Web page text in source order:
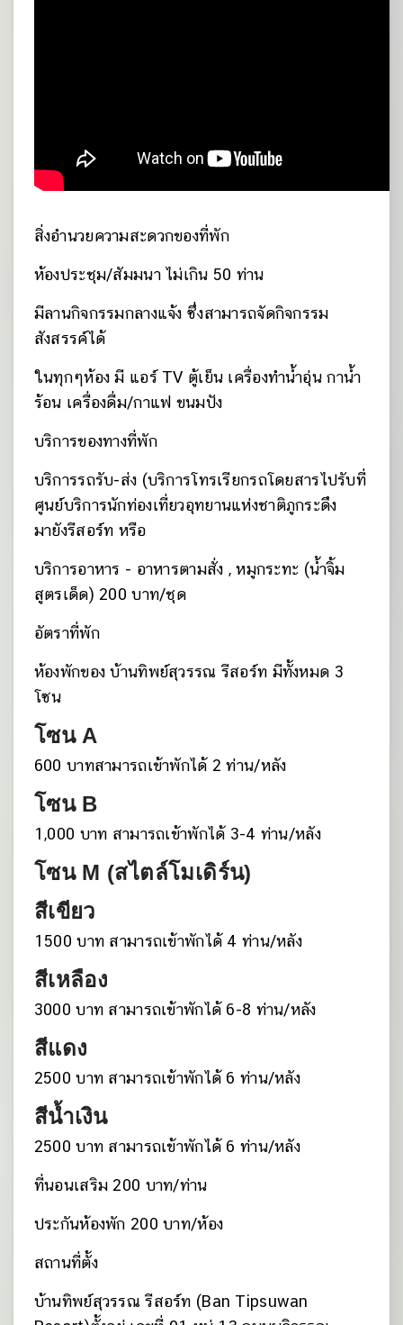
สิ่งอำนวยความสะดวกของที่พัก
ห้องประชุม/สัมมนา ไม่เกิน 50 ท่าน
มีลานกิจกรรมกลางแจ้ง ซึ่งสามารถจัดกิจกรรม
สังสรรค์ได้
ในทุกๆห้อง มี แอร์ TV ตู้เย็น เครื่องทำน้ำอุ่น กาน้ำ
ร้อน เครื่องดื่ม/กาแฟ ขนมปัง
บริการของทางที่พัก
บริการรถรับ-ส่ง (บริการโทรเรียกรถโดยสารไปรับที่
ศูนย์บริการนักท่องเที่ยวอุทยานแห่งชาติภูกระดึง
มายังรีสอร์ท หรือ
บริการอาหาร - อาหารตามสั่ง , หมูกระทะ (น้ำจิ้ม
สูตรเด็ด) 200 บาท/ชุด
อัตราที่พัก
ห้องพักของ บ้านทิพย์สุวรรณ รีสอร์ท มีทั้งหมด 3
โซน
โซน A
600 บาทสามารถเข้าพักได้ 2 ท่าน/หลัง
โซน B
1,000 บาท สามารถเข้าพักได้ 3-4 ท่าน/หลัง
โซน M (สไตล์โมเดิร์น)
สีเขียว
1500 บาท สามารถเข้าพักได้ 4 ท่าน/หลัง
สีเหลือง
3000 บาท สามารถเข้าพักได้ 6-8 ท่าน/หลัง
สีแดง
2500 บาท สามารถเข้าพักได้ 6 ท่าน/หลัง
สีน้ำเงิน
2500 บาท สามารถเข้าพักได้ 6 ท่าน/หลัง
ที่นอนเสริม 200 บาท/ท่าน
ประกันห้องพัก 200 บาท/ห้อง
สถานที่ตั้ง
บ้านทิพย์สุวรรณ รีสอร์ท (Ban Tipsuwan